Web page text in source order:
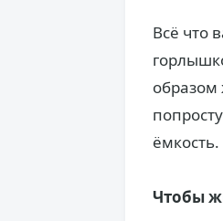
Всё что
образом
ёмкость.
Чтобы